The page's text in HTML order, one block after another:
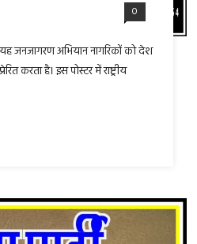
0
यह जनजागरण अभियान नागरिकों को देश
करता है। इस पोस्टर में राष्ट्रीय